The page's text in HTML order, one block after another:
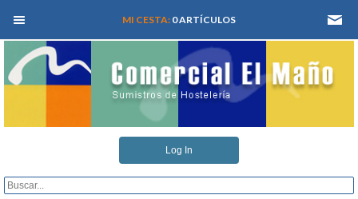
MEN� PRINCIPAL
QUIENES SOMOS
MI CESTA: 0 ARTÍCULOS
Log In